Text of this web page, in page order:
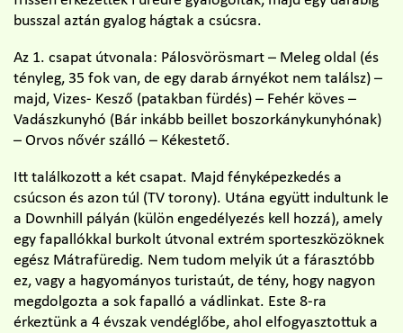
busszal aztán gyalog hágtak a csúcsra.
Az 1. csapat útvonala: Pálosvörösmart – Meleg oldal (és
tényleg, 35 fok van, de egy darab árnyékot nem találsz) –
majd, Vizes- Kesző (patakban fürdés) – Fehér köves –
Vadászkunyhó (Bár inkább beillet boszorkánykunyhónak)
– Orvos nővér szálló – Kékestető.
Itt találkozott a két csapat. Majd fényképezkedés a
csúcson és azon túl (TV torony). Utána együtt indultunk le
a Downhill pályán (külön engedélyezés kell hozzá), amely
egy fapallókkal burkolt útvonal extrém sporteszközöknek
egész Mátrafüredig. Nem tudom melyik út a fárasztóbb
ez, vagy a hagyományos turistaút, de tény, hogy nagyon
megdolgozta a sok fapalló a vádlinkat. Este 8-ra
érkeztünk a 4 évszak vendéglőbe, ahol elfogyasztottuk a